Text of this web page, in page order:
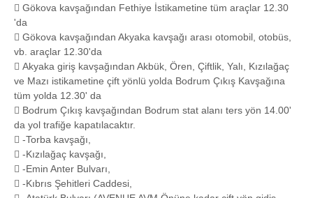
 Gökova kavşağından Fethiye İstikametine tüm araçlar 12.30
'da
 Gökova kavşağından Akyaka kavşağı arası otomobil, otobüs,
vb. araçlar 12.30'da
 Akyaka giriş kavşağından Akbük, Ören, Çiftlik, Yalı, Kızılağaç
ve Mazı istikametine çift yönlü yolda Bodrum Çıkış Kavşağına
tüm yolda 12.30' da
 Bodrum Çıkış kavşağından Bodrum stat alanı ters yön 14.00'
da yol trafiğe kapatılacaktır.
 -Torba kavşağı,
 -Kızılağaç kavşağı,
 -Emin Anter Bulvarı,
 -Kıbrıs Şehitleri Caddesi,